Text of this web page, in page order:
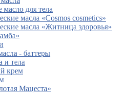
масло для тела
масла «Cosmos cosmetics»
масла «Житница здоровья»
- баттеры
и тела
крем
Мацеста»